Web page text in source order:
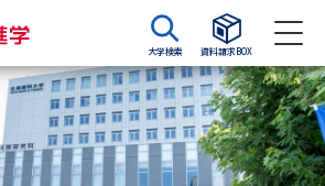
大学検索 資料請求BOX
資料請求 資料検索